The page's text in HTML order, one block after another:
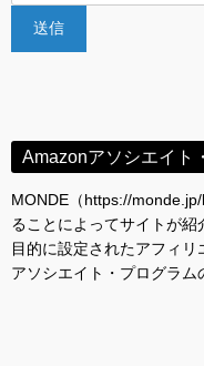
Amazonアソシエイト
MONDE（https://
ることによってサイトが
目的に設定されたアフィ
アソシエイト・プログラム